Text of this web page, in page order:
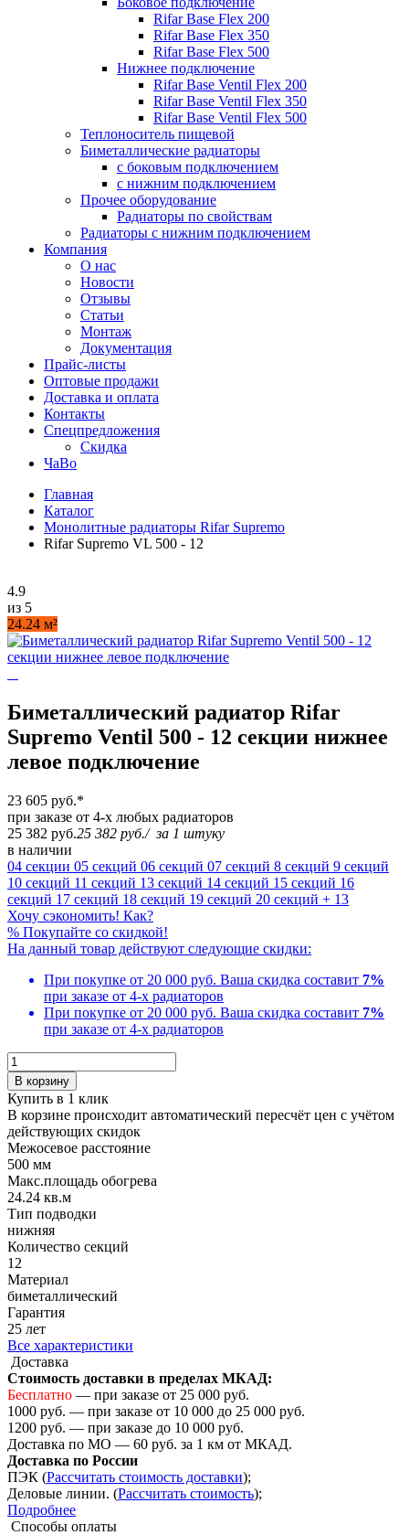
Rifar Base Flex 200
Rifar Base Flex 350
Rifar Base Flex 500
Нижнее подключение
Rifar Base Ventil Flex 200
Rifar Base Ventil Flex 350
Rifar Base Ventil Flex 500
Теплоноситель пищевой
Биметаллические радиаторы
с боковым подключением
с нижним подключением
Прочее оборудование
Радиаторы по свойствам
Радиаторы с нижним подключением
Компания
О нас
Новости
Отзывы
Статьи
Монтаж
Документация
Прайс-листы
Оптовые продажи
Доставка и оплата
Контакты
Спецпредложения
Скидка
ЧаВо
Главная
Каталог
Монолитные радиаторы Rifar Supremo
Rifar Supremo VL 500 - 12
4.9
из 5
24.24 м²
Биметаллический радиатор Rifar
Supremo Ventil 500 - 12 секции нижнее
левое подключение
23 605 руб.*
при заказе от 4-х любых радиаторов
25 382 руб.25 382 руб./за 1 штуку
в наличии
04 секции 05 секций 06 секций 07 секций 8 секций 9 секций
10 секций 11 секций 13 секций 14 секций 15 секций 16
секций 17 секций 18 секций 19 секций 20 секций + 13
Хочу сэкономить! Как?
% Покупайте со скидкой!
На данный товар действуют следующие скидки:
При покупке от 20 000 руб. Ваша скидка составит 7%
при заказе от 4-х радиаторов
При покупке от 20 000 руб. Ваша скидка составит 7%
при заказе от 4-х радиаторов
В корзину
Купить в 1 клик
В корзине происходит автоматический пересчёт цен с учётом
действующих скидок
Межосевое расстояние
500 мм
Макс.площадь обогрева
24.24 кв.м
Тип подводки
нижняя
Количество cекций
12
Материал
биметаллический
Гарантия
25 лет
Все характеристики
Доставка
Стоимость доставки в пределах МКАД:
Бесплатно — при заказе от 25 000 руб.
1000 руб. — при заказе от 10 000 до 25 000 руб.
1200 руб. — при заказе до 10 000 руб.
Доставка по МО — 60 руб. за 1 км от МКАД.
Доставка по России
ПЭК (Рассчитать стоимость доставки);
Деловые линии. (Рассчитать стоимость);
Подробнее
Способы оплаты